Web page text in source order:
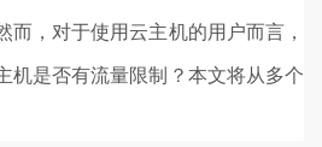
而，对于使用云主机的用户而言，
机是否有流量限制？本文将从多个